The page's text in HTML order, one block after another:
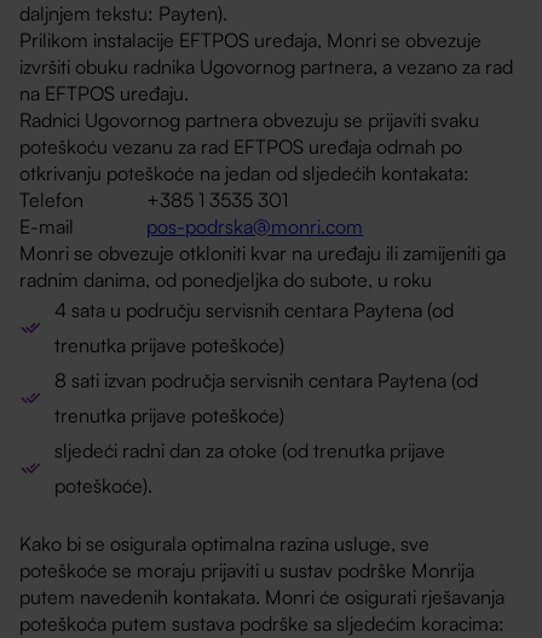
daljnjem tekstu: Payten).
Prilikom instalacije EFTPOS uređaja, Monri se obvezuje
izvršiti obuku radnika Ugovornog partnera, a vezano za rad
na EFTPOS uređaju.
Radnici Ugovornog partnera obvezuju se prijaviti svaku
poteškoću vezanu za rad EFTPOS uređaja odmah po
otkrivanju poteškoće na jedan od sljedećih kontakata:
Telefon +385 1 3535 301
E-mail pos-podrska@monri.com
Monri se obvezuje otkloniti kvar na uređaju ili zamijeniti ga
radnim danima, od ponedjeljka do subote, u roku
4 sata u području servisnih centara Paytena (od
trenutka prijave poteškoće)
8 sati izvan područja servisnih centara Paytena (od
trenutka prijave poteškoće)
sljedeći radni dan za otoke (od trenutka prijave
poteškoće).
Kako bi se osigurala optimalna razina usluge, sve
poteškoće se moraju prijaviti u sustav podrške Monrija
putem navedenih kontakata. Monri će osigurati rješavanja
poteškoća putem sustava podrške sa sljedećim koracima: